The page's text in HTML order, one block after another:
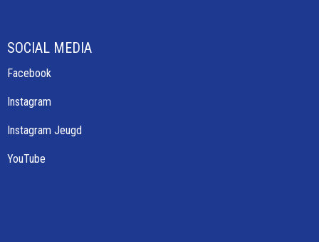
SOCIAL MEDIA
Facebook
Instagram
Instagram Jeugd
YouTube